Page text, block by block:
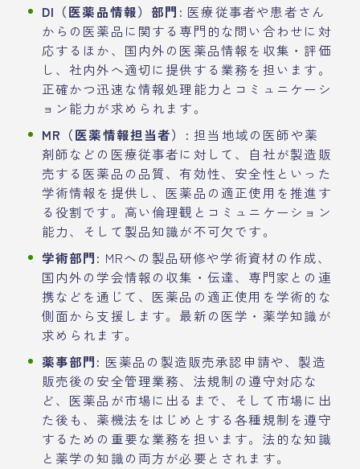
DI（医薬品情報）部門: 医療従事者や患者さん
からの医薬品に関する専門的な問い合わせに対
応するほか、国内外の医薬品情報を収集・評価
し、社内外へ適切に提供する業務を担います。
正確かつ迅速な情報処理能力とコミュニケーシ
ョン能力が求められます。
MR（医薬情報担当者）: 担当地域の医師や薬
剤師などの医療従事者に対して、自社が製造販
売する医薬品の品質、有効性、安全性といった
学術情報を提供し、医薬品の適正使用を推進す
る役割です。高い倫理観とコミュニケーション
能力、そして製品知識が不可欠です。
学術部門: MRへの製品研修や学術資材の作成、
国内外の学会情報の収集・伝達、専門家との連
携などを通じて、医薬品の適正使用を学術的な
側面から支援します。最新の医学・薬学知識が
求められます。
薬事部門: 医薬品の製造販売承認申請や、製造
販売後の安全管理業務、法規制の遵守対応な
ど、医薬品が市場に出るまで、そして市場に出
た後も、薬機法をはじめとする各種規制を遵守
するための重要な業務を担います。法的な知識
と薬学の知識の両方が必要とされます。